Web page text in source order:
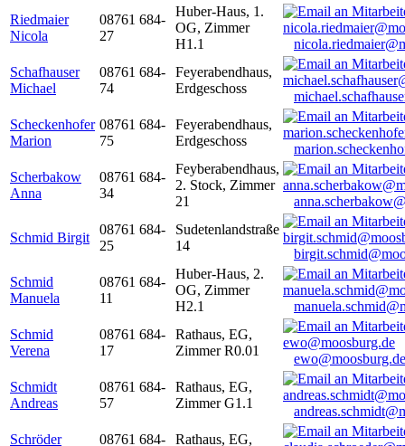
Riedmaier
Nicola
08761 684-
27
Huber-Haus, 1.
OG, Zimmer
H1.1
Schafhauser
Michael
08761 684-
74
Feyerabendhaus,
Erdgeschoss
Scheckenhofer
Marion
08761 684-
75
Feyerabendhaus,
Erdgeschoss
Scherbakow
Anna
08761 684-
34
Feyberabendhaus,
2. Stock, Zimmer
21
Schmid Birgit
08761 684-
25
Sudetenlandstraße
14
Schmid
Manuela
08761 684-
11
Huber-Haus, 2.
OG, Zimmer
H2.1
Schmid
Verena
08761 684-
17
Rathaus, EG,
Zimmer R0.01
ewo@moosburg.de
Schmidt
Andreas
08761 684-
57
Rathaus, EG,
Zimmer G1.1
Schröder
08761 684-
Rathaus, EG,